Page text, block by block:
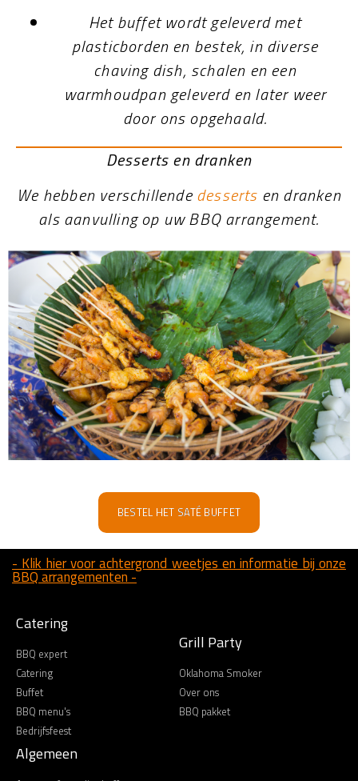
Het buffet wordt geleverd met
plasticborden en bestek, in diverse
chaving dish, schalen en een
warmhoudpan geleverd en later weer
door ons opgehaald.
Desserts en dranken
We hebben verschillendedesserts en dranken
als aanvulling op uw BBQ arrangement.
BESTEL HET SATÉ BUFFET
- Klik hier voor achtergrond weetjes en informatie bij onze
BBQ arrangementen -
Catering
BBQ expert
Catering
Buffet
BBQ menu's
Bedrijfsfeest
Grill Party
Oklahoma Smoker
Over ons
BBQ pakket
Algemeen